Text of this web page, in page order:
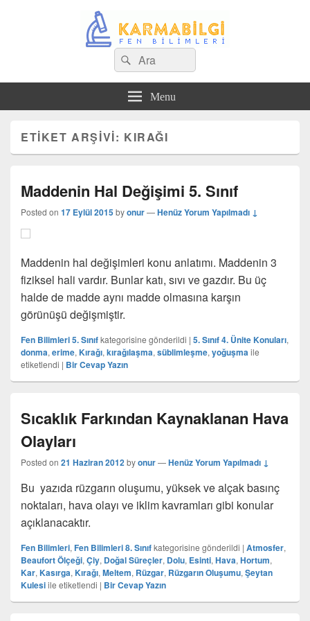
Search
for:
Ara
Menu
ETIKET ARŞIVI: KIRAĞI
Maddenin Hal Değişimi 5. Sınıf
Posted on 17 Eylül 2015byonur—Henüz Yorum Yapılmadı ↓
Maddenin hal değişimleri konu anlatımı. Maddenin 3
fiziksel hali vardır. Bunlar katı, sıvı ve gazdır. Bu üç
halde de madde aynı madde olmasına karşın
görünüşü değişmiştir.
Fen Bilimleri 5. Sınıfkategorisine gönderildi | 5. Sınıf 4. Ünite Konuları,
donma, erime, Kırağı, kırağılaşma, süblimleşme, yoğuşmaile
etiketlendi | Bir Cevap Yazın
Sıcaklık Farkından Kaynaklanan Hava
Olayları
Posted on 21 Haziran 2012byonur—Henüz Yorum Yapılmadı ↓
Bu yazıda rüzgarın oluşumu, yüksek ve alçak basınç
noktaları, hava olayı ve iklim kavramları gibi konular
açıklanacaktır.
Fen Bilimleri, Fen Bilimleri 8. Sınıfkategorisine gönderildi | Atmosfer,
Beaufort Ölçeği, Çiy, Doğal Süreçler, Dolu, Esinti, Hava, Hortum,
Kar, Kasırga, Kırağı, Meltem, Rüzgar, Rüzgarın Oluşumu, Şeytan
Kulesiile etiketlendi | Bir Cevap Yazın